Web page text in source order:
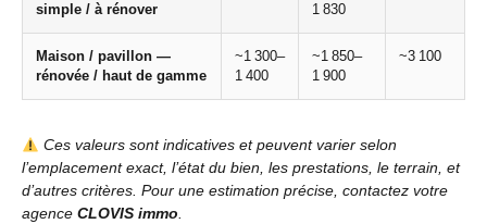
simple / à rénover
1 830
Maison / pavillon —
rénovée / haut de gamme
~1 300–
1 400
~1 850–
1 900
~3 100
Ces valeurs sont indicatives et peuvent varier selon
l’emplacement exact, l’état du bien, les prestations, le terrain, et
d’autres critères. Pour une estimation précise, contactez votre
agence CLOVIS immo.